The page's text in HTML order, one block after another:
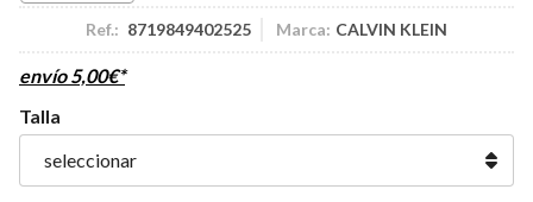
Ref.: 8719849402525 Marca: CALVIN KLEIN
envío 5,00€*
Talla